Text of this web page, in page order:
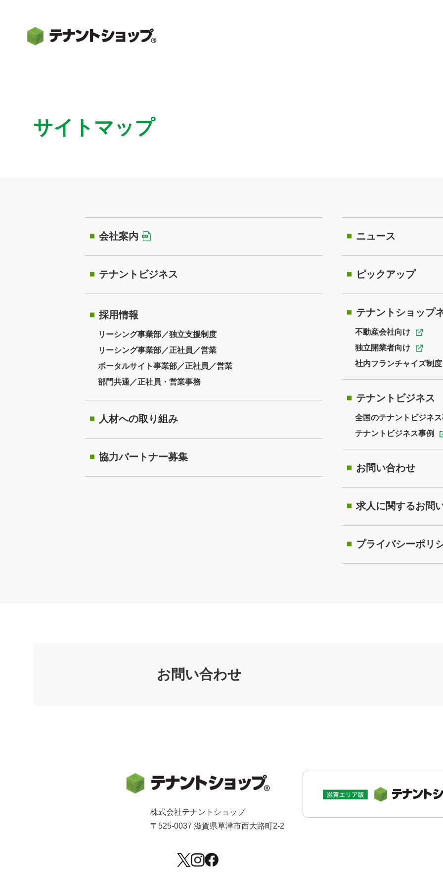
サイトマップ
会社案内
テナントビジネス
採用情報
リーシング事業部／独立支援制度
リーシング事業部／正社員／営業
ポータルサイト事業部／正社員／営業
部門共通／正社員・営業事務
人材への取り組み
協力パートナー募集
ニュース
ピックアップ
テナントショップ
不動産会社向け
独立開業者向け
社内フランチャイズ制度
テナントビジネス
全国のテナントビジネス
テナントビジネス事例
お問い合わせ
求人に関するお問
プライバシーポリ
お問い合わせ
株式会社テナントショップ
〒525-0037 滋賀県草津市西大路町2-2